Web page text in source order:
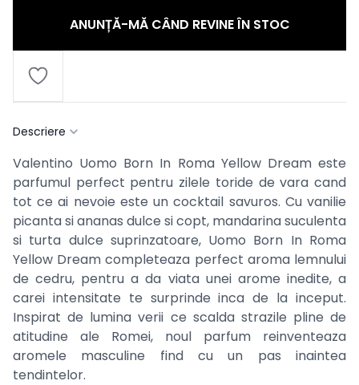
ANUNȚĂ-MĂ CÂND REVINE ÎN STOC
Descriere
Valentino Uomo Born In Roma Yellow Dream este
parfumul perfect pentru zilele toride de vara cand
tot ce ai nevoie este un cocktail savuros. Cu vanilie
picanta si ananas dulce si copt, mandarina suculenta
si turta dulce suprinzatoare, Uomo Born In Roma
Yellow Dream completeaza perfect aroma lemnului
de cedru, pentru a da viata unei arome inedite, a
carei intensitate te surprinde inca de la inceput.
Inspirat de lumina verii ce scalda strazile pline de
atitudine ale Romei, noul parfum reinventeaza
aromele masculine find cu un pas inaintea
tendintelor.